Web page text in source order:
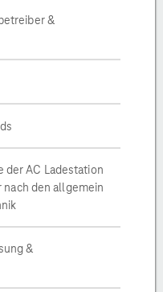
&
der AC Ladestation
den allgemein
&